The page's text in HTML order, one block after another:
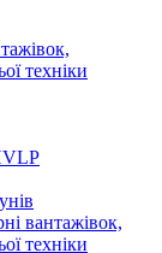
техніки
вантажівок,
техніки